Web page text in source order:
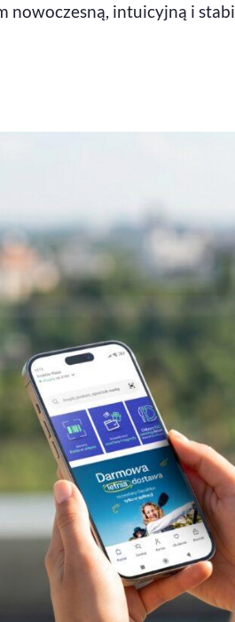
nowoczesną, intuicyjną i